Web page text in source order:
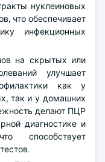
нуклеиновых
что обеспечивает
инфекционных
на скрытых или
улучшает
как у
так и у домашних
делают ПЦР
диагностике и
способствует